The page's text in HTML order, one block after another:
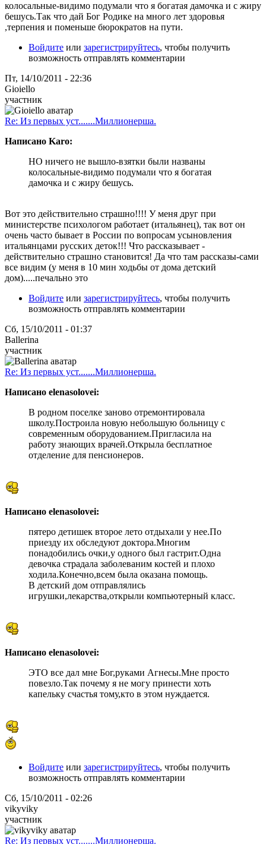
колосальные-видимо подумали что я богатая дамочка и с жиру
бешусь.Так что дай Бог Родике на много лет здоровья
,терпения и поменьше бюрократов на пути.
Войдите или зарегистрируйтесь, чтобы получить
возможность отправлять комментарии
Пт, 14/10/2011 - 22:36
Gioiello
участник
Re: Из первых уст.......Миллионерша.
Написано Karo:
НО ничего не вышло-взятки были названы
колосальные-видимо подумали что я богатая
дамочка и с жиру бешусь.
Вот это действительно страшно!!!! У меня друг при
министерстве психологом работает (итальянец), так вот он
очень часто бывает в России по вопросам усыновления
итальянцами русских деток!!! Что рассказывает -
действительно страшно становится! Да что там рассказы-сами
все видим (у меня в 10 мин ходьбы от дома детский
дом).....печально это
Войдите или зарегистрируйтесь, чтобы получить
возможность отправлять комментарии
Сб, 15/10/2011 - 01:37
Ballerina
участник
Re: Из первых уст.......Миллионерша.
Написано elenasolovei:
В родном поселке заново отремонтировала
школу.Построила новую небольшую больницу с
современным оборудованием.Пригласила на
работу знающих врачей.Открыла бесплатное
отделение для пенсионеров.
Написано elenasolovei:
пятеро детишек второе лето отдыхали у нее.По
приезду их обследуют доктора.Многим
понадобились очки,у одного был гастрит.Одна
девочка страдала заболеваним костей и плохо
ходила.Конечно,всем была оказана помощь.
В детский дом отправлялись
игрушки,лекарства,открыли компьютерный класс.
Написано elenasolovei:
ЭТО все дал мне Бог,руками Агнесы.Мне просто
повезло.Так почему я не могу принести хоть
капельку счастья тому,кто в этом нуждается.
Войдите или зарегистрируйтесь, чтобы получить
возможность отправлять комментарии
Сб, 15/10/2011 - 02:26
vikyviky
участник
Re: Из первых уст.......Миллионерша.